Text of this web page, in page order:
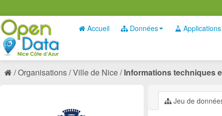
Accueil Données Applications
Organisations Ville de Nice Informations techniques
Jeu de